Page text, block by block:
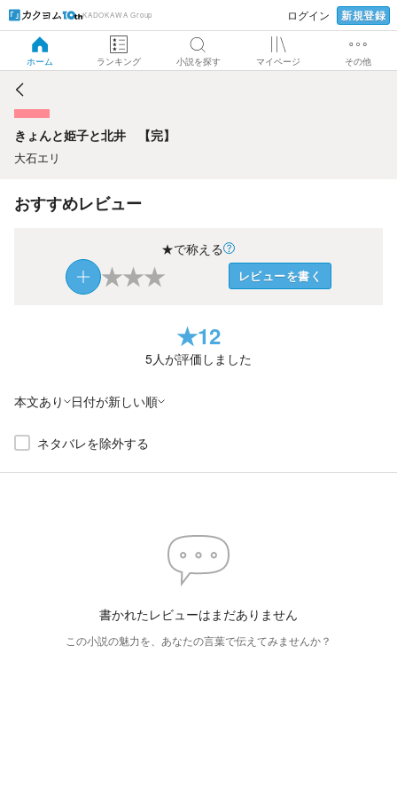
KADOKAWA Group ログイン 新規登録
ホーム ランキング 小説を探す マイページ その他
きょんと姫子と北井 【完】
きょんと姫子と北井 【完】
大石エリ
おすすめレビュー
★で称える
★★★ レビューを書く
★12
5人が評価しました
本文あり 日付が新しい順
ネタバレを除外する
書かれたレビューはまだありません
この小説の魅力を、あなたの言葉で伝えてみませんか？